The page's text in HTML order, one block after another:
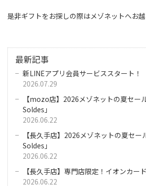
是非ギフトをお探しの際はメゾネットへお
最新記事
新LINEアプリ会員サービススタート！
2026.07.29
【mozo店】2026メゾネットの夏セ
Soldes」
2026.06.22
【長久手店】2026メゾネットの夏セ
Soldes」
2026.06.22
【長久手店】専門店限定！イオンカー
2026.06.22